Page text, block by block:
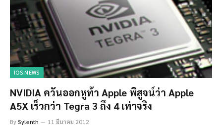
IOS NEWS
NVIDIA ควันออกหูท้า Apple พิสูจน์ว่า Apple
A5X เร็วกว่า Tegra 3 ถึง 4 เท่าจริง
BySylenth 11 มีนาคม 2012